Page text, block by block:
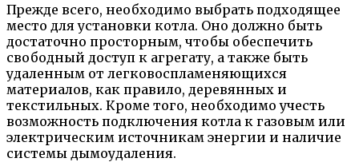
Прежде всего, необходимо выбрать подходящее
место для установки котла. Оно должно быть
достаточно просторным, чтобы обеспечить
свободный доступ к агрегату, а также быть
удаленным от легковоспламеняющихся
материалов, как правило, деревянных и
текстильных. Кроме того, необходимо учесть
возможность подключения котла к газовым или
электрическим источникам энергии и наличие
системы дымоудаления.